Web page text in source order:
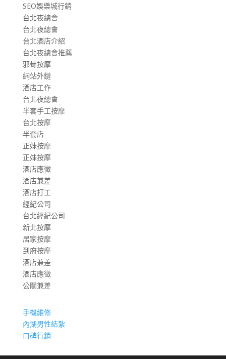
SEO娛樂城行銷
台北夜總會
台北夜總會
台北酒店介紹
台北夜總會推薦
邪骨按摩
網站外鏈
酒店工作
台北夜總會
半套手工按摩
台北按摩
半套店
正妹按摩
正妹按摩
酒店應徵
酒店兼差
酒店打工
經紀公司
台北經紀公司
新北按摩
居家按摩
到府按摩
酒店兼差
酒店應徵
公關兼差
手機維修
內湖男性結紮
口碑行銷